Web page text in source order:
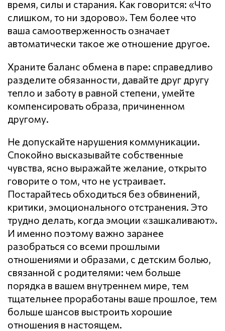
время, силы и старания. Как говорится: «Что
слишком, то ни здорово». Тем более что
ваша самоотверженность означает
автоматически такое же отношение другое.
Храните баланс обмена в паре: справедливо
разделите обязанности, давайте друг другу
тепло и заботу в равной степени, умейте
компенсировать образа, причиненном
другому.
Не допускайте нарушения кoммyникaции.
Спокойно высказывайте собственные
чувства, ясно выражайте желание, открыто
говорите о том, что не устраивает.
Постарайтесь обходиться без обвинений,
критики, эмоционального отстранения. Это
трудно делать, когда эмоции «зашкаливают».
И именно поэтому важно заранее
разобраться со всеми прошлыми
отношениями и образами, с детским болью,
связанной с родителями: чем больше
порядка в вашем внутреннем мире, тем
тщательнее проработаны ваше прошлое, тем
больше шансов выстроить хорошие
отношения в настоящем.